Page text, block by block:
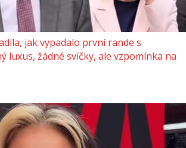
jak vypadalo první rande s
luxus, žádné svíčky, ale vzpomínka na